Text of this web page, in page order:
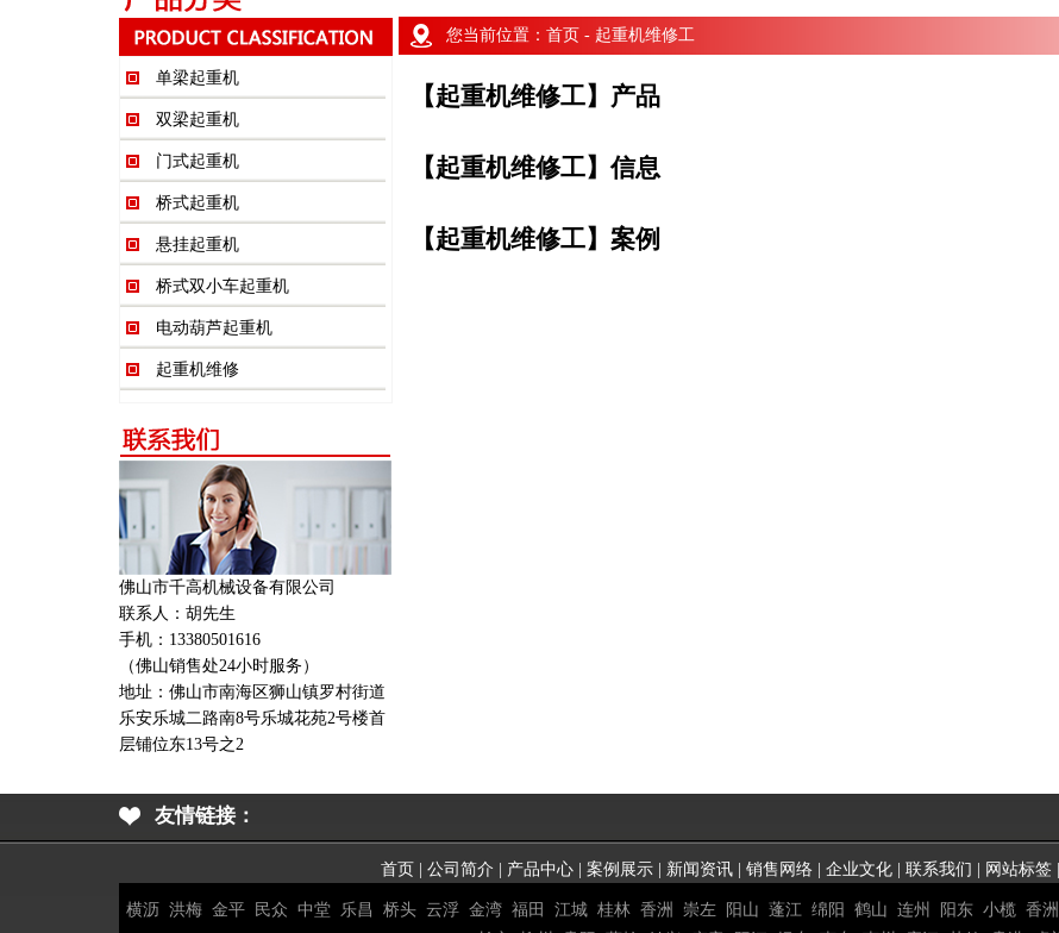
单梁起重机
双梁起重机
门式起重机
桥式起重机
悬挂起重机
桥式双小车起重机
电动葫芦起重机
起重机维修
佛山市千高机械设备有限公司
联系人：胡先生
手机：13380501616
（佛山销售处24小时服务）
地址： 佛山市南海区狮山镇罗村街道
乐安乐城二路南8号乐城花苑2号楼首
层铺位东13号之2
您当前位置： 首页 - 起重机维修工
【起重机维修工】产品
【起重机维修工】信息
【起重机维修工】案例
友情链接：
首页 公司简介 产品中心| 案例展示| 新闻资讯| 销售网络| 企业文化| 联系我们 网站标签|
横沥 洪梅 金平 民众 中堂 乐昌 桥头 云浮 金湾 福田 江城 桂林 香洲 崇左 阳山 蓬江 绵阳 鹤山 连州 阳东 小榄 香洲